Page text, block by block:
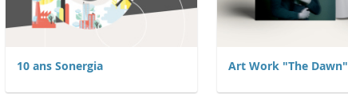
10 ans Sonergia Art Work "The Dawn"